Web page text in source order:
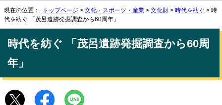
現在の位置： トップページ > 文化・スポーツ・産業 > 文化財 > 時代を紡ぐ > 時
代を紡ぐ 「茂呂遺跡発掘調査から60周年」
時代を紡ぐ 「茂呂遺跡発掘調査から60周
年」